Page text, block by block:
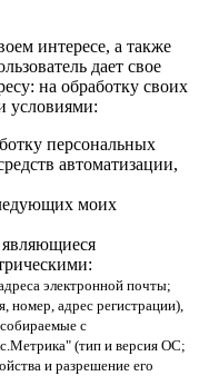
интересе, а также
дает свое
на обработку своих
условиями:
персональных
автоматизации,
моих
электронной почты;
адрес регистрации),
с
(тип и версия ОС;
и разрешение его